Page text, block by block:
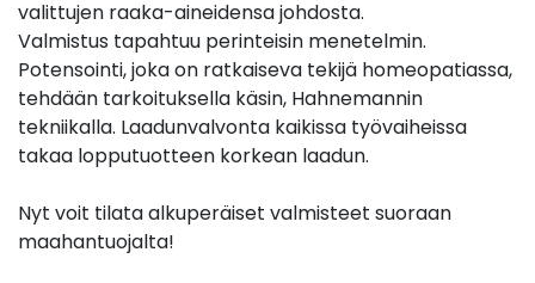
valittujen raaka-aineidensa johdosta.
Valmistus tapahtuu perinteisin menetelmin.
Potensointi, joka on ratkaiseva tekijä homeopatiassa,
tehdään tarkoituksella käsin, Hahnemannin
tekniikalla. Laadunvalvonta kaikissa työvaiheissa
takaa lopputuotteen korkean laadun.
Nyt voit tilata alkuperäiset valmisteet suoraan
maahantuojalta!